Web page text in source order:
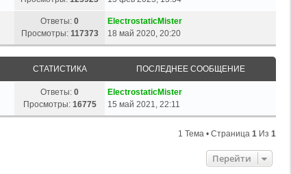
Ответы: 0
Просмотры: 117373
ElectrostaticMister
18 май 2020, 20:20
СТАТИСТИКА ПОСЛЕДНЕЕ СООБЩЕНИЕ
Ответы: 0
Просмотры: 16775
ElectrostaticMister
15 май 2021, 22:11
1 Тема • Страница 1 Из 1
Перейти